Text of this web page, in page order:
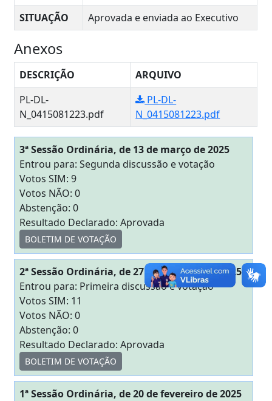
SITUAÇÃO
Aprovada e enviada ao Executivo
Anexos
DESCRIÇÃO
ARQUIVO
PL-DL-
N_0415081223.pdf
PL-DL-
N_0415081223.pdf
3ª Sessão Ordinária, de 13 de março de 2025
Entrou para: Segunda discussão e votação
Votos SIM: 9
Votos NÃO: 0
Abstenção: 0
Resultado Declarado: Aprovada
BOLETIM DE VOTAÇÃO
2ª Sessão Ordinária, de 27 de fevereiro de 2025
Entrou para: Primeira discussão e votação
Votos SIM: 11
Votos NÃO: 0
Abstenção: 0
Resultado Declarado: Aprovada
BOLETIM DE VOTAÇÃO
1ª Sessão Ordinária, de 20 de fevereiro de 2025